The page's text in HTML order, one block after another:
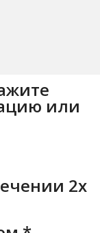
или
2х